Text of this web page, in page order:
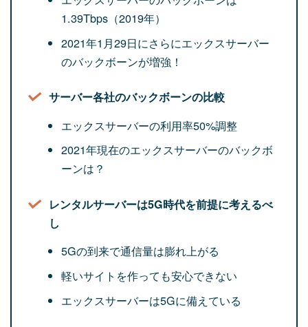
1.39Tbps（2019年）
2021年1月29日にさらにエックスサーバー
のバックボーンが増強！
サーバー各社のバックボーンの比較
エックスサーバーの利用率50%調整
2021年現在のエックスサーバーのバックボ
ーンは？
レンタルサーバーは5G時代を前提に考えるべ
し
5Gの到来で通信量は膨れ上がる
軽いサイトを作っても安心できない
エックスサーバーは5Gに備えている